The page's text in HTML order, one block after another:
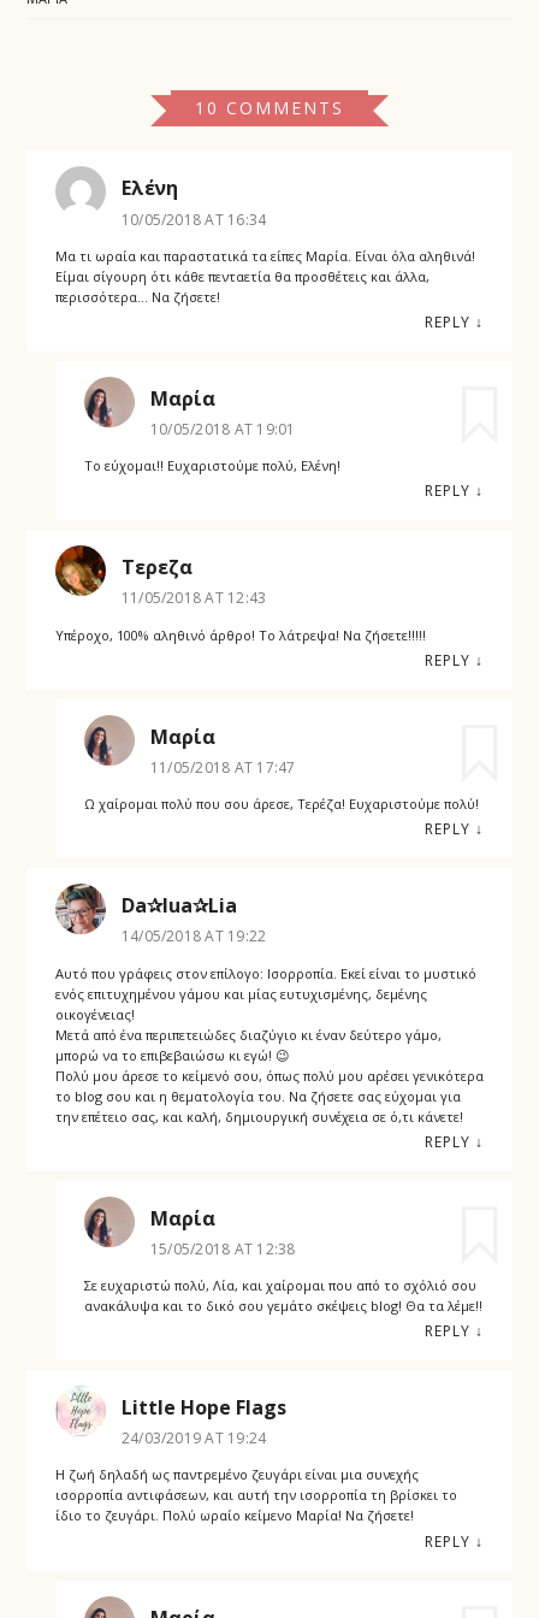
10 COMMENTS
Ελένη
10/05/2018 AT 16:34
Μα τι ωραία και παραστατικά τα είπες Μαρία. Είναι όλα αληθινά!
Είμαι σίγουρη ότι κάθε πενταετία θα προσθέτεις και άλλα,
περισσότερα… Να ζήσετε!
REPLY ↓
Μαρία
10/05/2018 AT 19:01
Το εύχομαι!! Ευχαριστούμε πολύ, Ελένη!
REPLY ↓
Τερεζα
11/05/2018 AT 12:43
Υπέροχο, 100% αληθινό άρθρο! Το λάτρεψα! Να ζήσετε!!!!!
REPLY ↓
Μαρία
11/05/2018 AT 17:47
Ω χαίρομαι πολύ που σου άρεσε, Τερέζα! Ευχαριστούμε πολύ!
REPLY ↓
Da✰lua✰Lia
14/05/2018 AT 19:22
Αυτό που γράφεις στον επίλογο: Ισορροπία. Εκεί είναι το μυστικό
ενός επιτυχημένου γάμου και μίας ευτυχισμένης, δεμένης
οικογένειας!
Μετά από ένα περιπετειώδες διαζύγιο κι έναν δεύτερο γάμο,
μπορώ να το επιβεβαιώσω κι εγώ! 😉
Πολύ μου άρεσε το κείμενό σου, όπως πολύ μου αρέσει γενικότερα
το blog σου και η θεματολογία του. Να ζήσετε σας εύχομαι για
την επέτειο σας, και καλή, δημιουργική συνέχεια σε ό,τι κάνετε!
REPLY ↓
Μαρία
15/05/2018 AT 12:38
Σε ευχαριστώ πολύ, Λία, και χαίρομαι που από το σχόλιό σου
ανακάλυψα και το δικό σου γεμάτο σκέψεις blog! Θα τα λέμε!!
REPLY ↓
Little Hope Flags
24/03/2019 AT 19:24
Η ζωή δηλαδή ως παντρεμένο ζευγάρι είναι μια συνεχής
ισορροπία αντιφάσεων, και αυτή την ισορροπία τη βρίσκει το
ίδιο το ζευγάρι. Πολύ ωραίο κείμενο Μαρία! Να ζήσετε!
REPLY ↓